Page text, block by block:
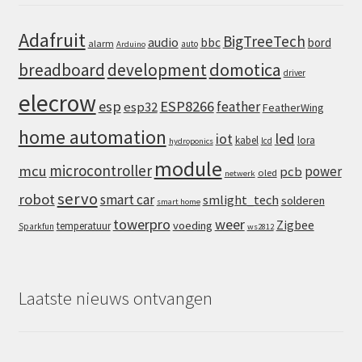
Adafruit alarm Arduino audio auto bbc BigTreeTech bord
breadboard developmentdomotica driver
elecrowespesp32 ESP8266featherFeatherWing
home automation hydroponics iot kabel lcd led lora
mcu microcontroller module netwerk oled pcb power
robotservosmart car smart home smlight_tech solderen
Sparkfun temperatuur towerpro voeding weer ws2812 Zigbee
Laatste nieuws ontvangen